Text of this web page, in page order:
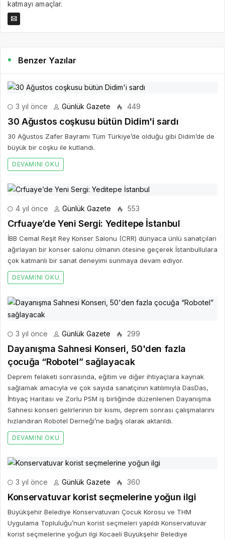
katmayı amaçlar.
Benzer Yazılar
3 yıl önce Günlük Gazete 449
30 Ağustos coşkusu bütün Didim'i sardı
30 Ağustos Zafer Bayramı Tüm Türkiye’de olduğu gibi Didim’de de
büyük bir coşku ile kutlandı.
DEVAMINI OKU
4 yıl önce Günlük Gazete 553
Crfuaye’de Yeni Sergi: Yeditepe İstanbul
İBB Cemal Reşit Rey Konser Salonu (CRR) dünyaca ünlü sanatçıları
ağırlayan bir konser salonu olmanın ötesine geçerek İstanbullulara
çok katmanlı bir sanat deneyimi sunmaya devam ediyor.
DEVAMINI OKU
3 yıl önce Günlük Gazete 299
Dayanışma Sahnesi Konseri, 50'den fazla
çocuğa “Robotel” sağlayacak
Deprem felaketi sonrasında, eğitim ve diğer ihtiyaçlara kaynak
sağlamak amacıyla ve çok sayıda sanatçının katılımıyla DasDas,
İhtiyaç Haritası ve Zorlu PSM iş birliğinde düzenlenen Dayanışma
Sahnesi konseri gelirlerinin bir kısmı, deprem sonrası çalışmalarını
hızlandıran Robotel Derneği’ne bağış olarak aktarıldı.
DEVAMINI OKU
3 yıl önce Günlük Gazete 360
Konservatuvar korist seçmelerine yoğun ilgi
Büyükşehir Belediye Konservatuvarı Çocuk Korosu ve THM
Uygulama Topluluğu’nun korist seçmeleri yapıldı Konservatuvar
korist seçmelerine yoğun ilgi Kocaeli Büyükşehir Belediye